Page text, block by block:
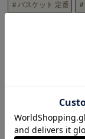
＃バスケット 定番
体成型にも似た作り
素材は、イタリア、
（1.8mm～2mm）を